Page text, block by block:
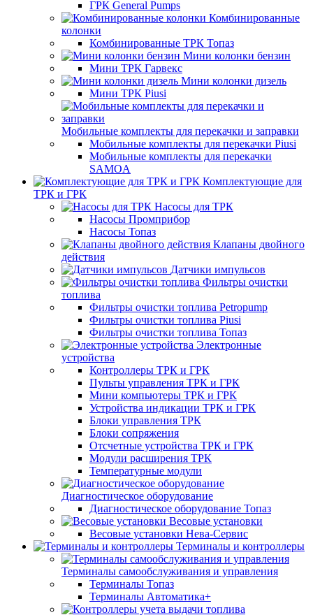
ГРК General Pumps
Комбинированные
колонки
Комбинированные ТРК Топаз
Мини колонки бензин
Мини ТРК Гарвекс
Мини колонки дизель
Мини ТРК Piusi
Мобильные комплекты для перекачки и заправки
Мобильные комплекты для перекачки Piusi
Мобильные комплекты для перекачки
SAMOA
Комплектующие для
ТРК и ГРК
Насосы для ТРК
Насосы Промприбор
Насосы Топаз
Клапаны двойного
действия
Датчики импульсов
Фильтры очистки
топлива
Фильтры очистки топлива Petropump
Фильтры очистки топлива Piusi
Фильтры очистки топлива Топаз
Электронные
устройства
Контроллеры ТРК и ГРК
Пульты управления ТРК и ГРК
Мини компьютеры ТРК и ГРК
Устройства индикации ТРК и ГРК
Блоки управления ТРК
Блоки сопряжения
Отсчетные устройства ТРК и ГРК
Модули расширения ТРК
Температурные модули
Диагностическое оборудование
Диагностическое оборудование Топаз
Весовые установки
Весовые установки Нева-Сервис
Терминалы и контроллеры
Терминалы самообслуживания и управления
Терминалы Топаз
Терминалы Автоматика+